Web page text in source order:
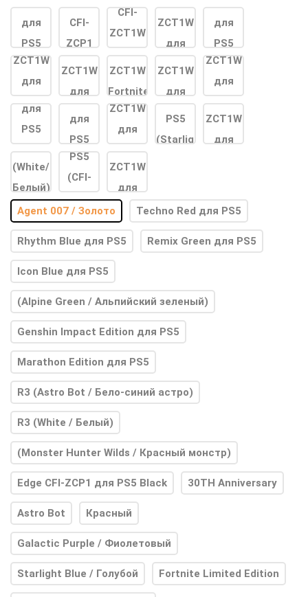
Agent 007 / Золото Techno Red для PS5
Rhythm Blue для PS5 Remix Green для PS5
Icon Blue для PS5
(Alpine Green / Альпийский зеленый)
Genshin Impact Edition для PS5
Marathon Edition для PS5
R3 (Astro Bot / Бело-синий астро)
R3 (White / Белый)
(Monster Hunter Wilds / Красный монстр)
Edge CFI-ZCP1 для PS5 Black 30TH Anniversary
Astro Bot Красный
Galactic Purple / Фиолетовый
Starlight Blue / Голубой Fortnite Limited Edition